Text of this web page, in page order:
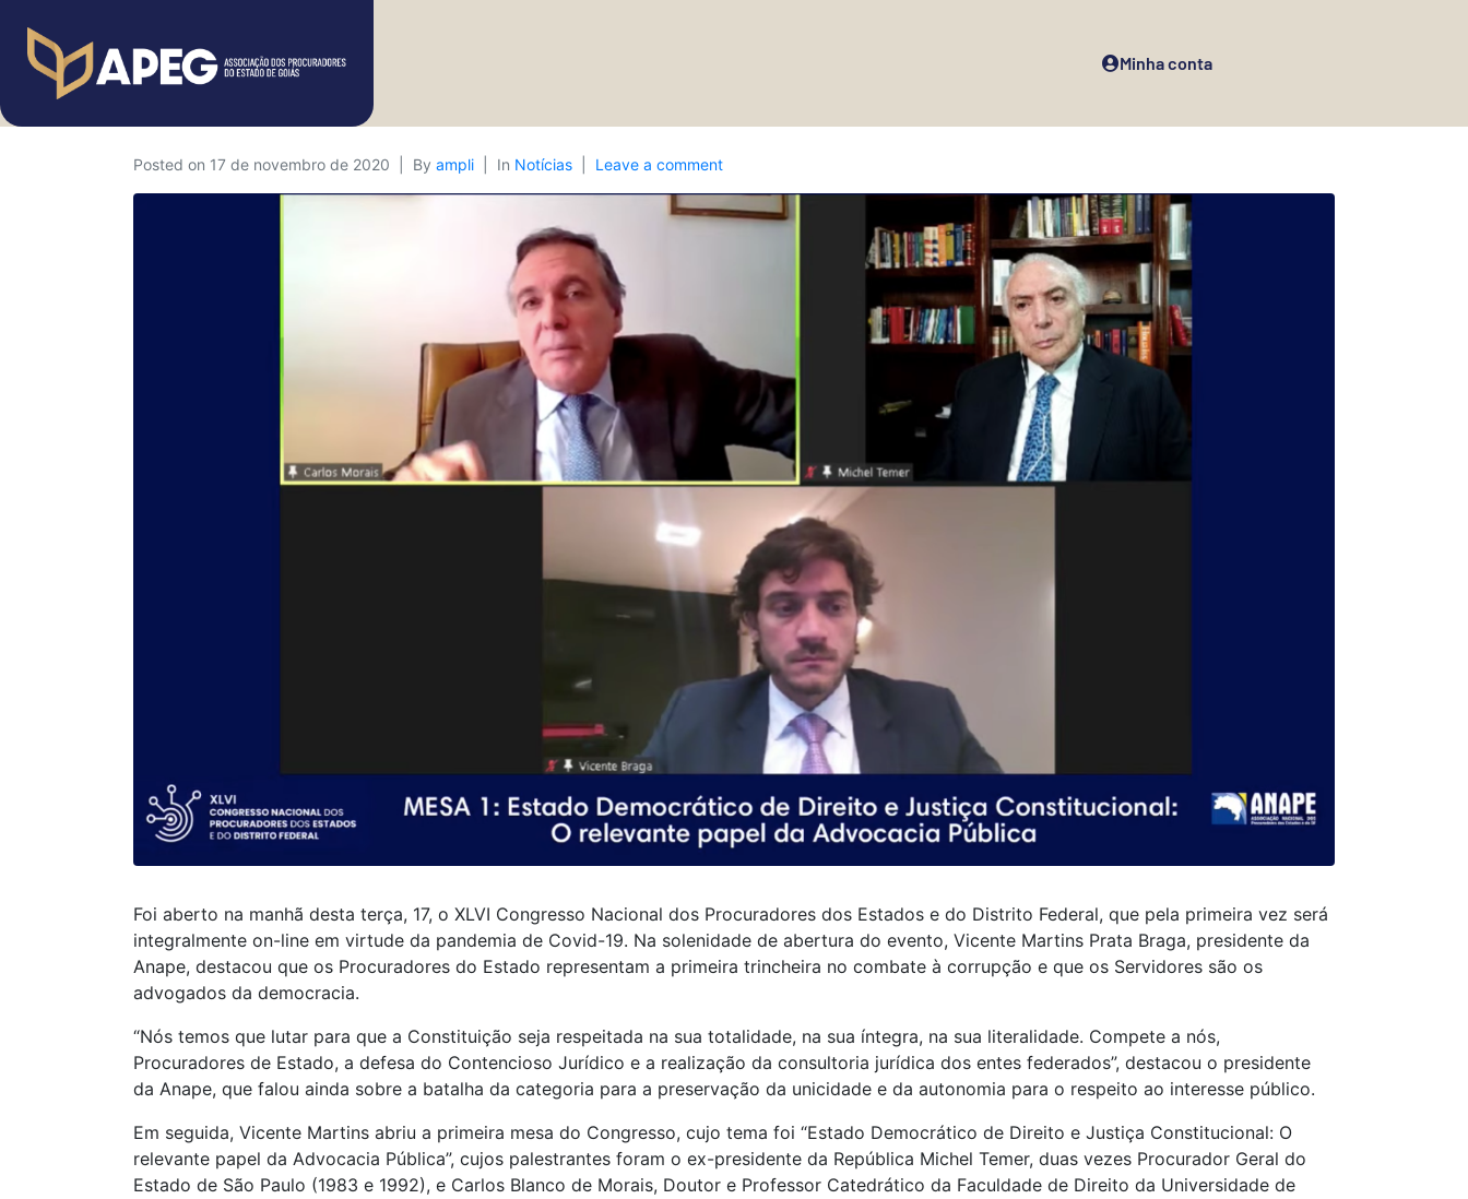
Minha conta
Posted on 17 de novembro de 2020 By ampli In Notícias Leave a comment
Foi aberto na manhã desta terça, 17, o XLVI Congresso Nacional dos Procuradores dos Estados e do Distrito Federal, que pela primeira vez será
integralmente on-line em virtude da pandemia de Covid-19. Na solenidade de abertura do evento, Vicente Martins Prata Braga, presidente da
Anape, destacou que os Procuradores do Estado representam a primeira trincheira no combate à corrupção e que os Servidores são os
advogados da democracia.
“Nós temos que lutar para que a Constituição seja respeitada na sua totalidade, na sua íntegra, na sua literalidade. Compete a nós,
Procuradores de Estado, a defesa do Contencioso Jurídico e a realização da consultoria jurídica dos entes federados”, destacou o presidente
da Anape, que falou ainda sobre a batalha da categoria para a preservação da unicidade e da autonomia para o respeito ao interesse público.
Em seguida, Vicente Martins abriu a primeira mesa do Congresso, cujo tema foi “Estado Democrático de Direito e Justiça Constitucional: O
relevante papel da Advocacia Pública”, cujos palestrantes foram o ex-presidente da República Michel Temer, duas vezes Procurador Geral do
Estado de São Paulo (1983 e 1992), e Carlos Blanco de Morais, Doutor e Professor Catedrático da Faculdade de Direito da Universidade de